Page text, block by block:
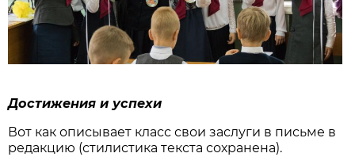
Достижения и успехи
Вот как описывает класс свои заслуги в письме в
редакцию (стилистика текста сохранена).